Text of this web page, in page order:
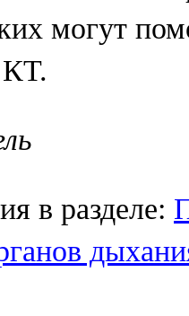
могут
КТ.
в разделе: